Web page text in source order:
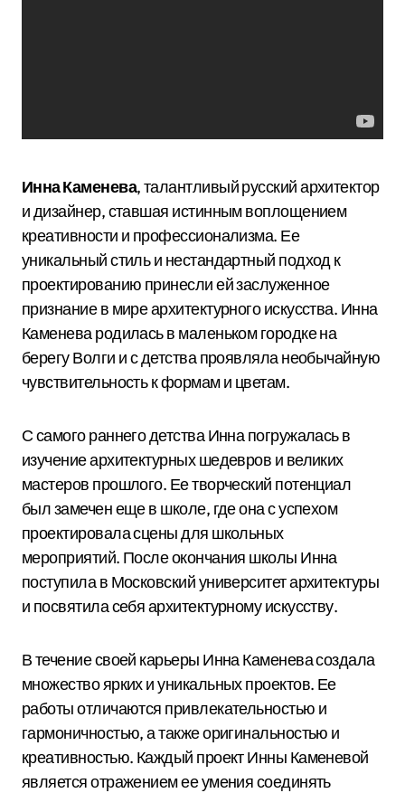
Инна Каменева, талантливый русский архитектор
и дизайнер, ставшая истинным воплощением
креативности и профессионализма. Ее
уникальный стиль и нестандартный подход к
проектированию принесли ей заслуженное
признание в мире архитектурного искусства. Инна
Каменева родилась в маленьком городке на
берегу Волги и с детства проявляла необычайную
чувствительность к формам и цветам.
С самого раннего детства Инна погружалась в
изучение архитектурных шедевров и великих
мастеров прошлого. Ее творческий потенциал
был замечен еще в школе, где она с успехом
проектировала сцены для школьных
мероприятий. После окончания школы Инна
поступила в Московский университет архитектуры
и посвятила себя архитектурному искусству.
В течение своей карьеры Инна Каменева создала
множество ярких и уникальных проектов. Ее
работы отличаются привлекательностью и
гармоничностью, а также оригинальностью и
креативностью. Каждый проект Инны Каменевой
является отражением ее умения соединять